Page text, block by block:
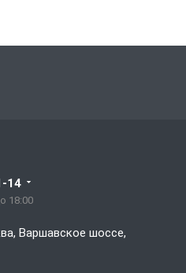
14
18:00
Варшавское шоссе,